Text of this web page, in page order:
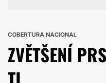
COBERTURA NACIONAL
ZVĚTŠENÍ